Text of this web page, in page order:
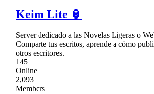
Keim Lite 🏮
Server dedicado a las Novelas Ligeras o
Comparte tus escritos, aprende a cómo
otros escritores.
145
Online
2,093
Members